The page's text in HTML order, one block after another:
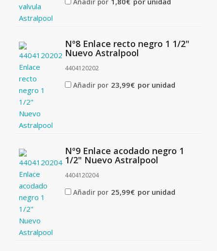
Nº8 Enlace recto negro 1 1/2"
Nuevo Astralpool
4404120202
Añadir por 23,99€ por unidad
Nº9 Enlace acodado negro 1
1/2" Nuevo Astralpool
4404120204
Añadir por 25,99€ por unidad